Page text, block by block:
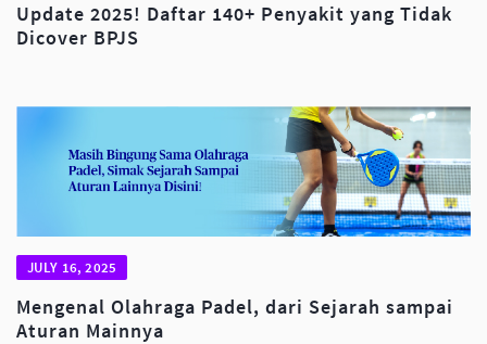
Update 2025! Daftar 140+ Penyakit yang Tidak
Dicover BPJS
JULY 16, 2025
Mengenal Olahraga Padel, dari Sejarah sampai
Aturan Mainnya